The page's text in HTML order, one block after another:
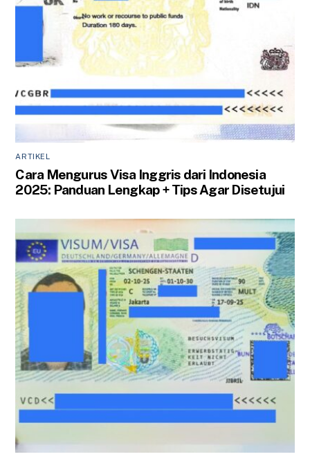
ARTIKEL
Cara Mengurus Visa Inggris dari Indonesia
2025: Panduan Lengkap + Tips Agar Disetujui